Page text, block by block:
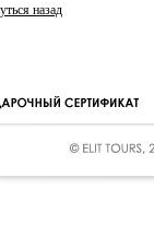
назад